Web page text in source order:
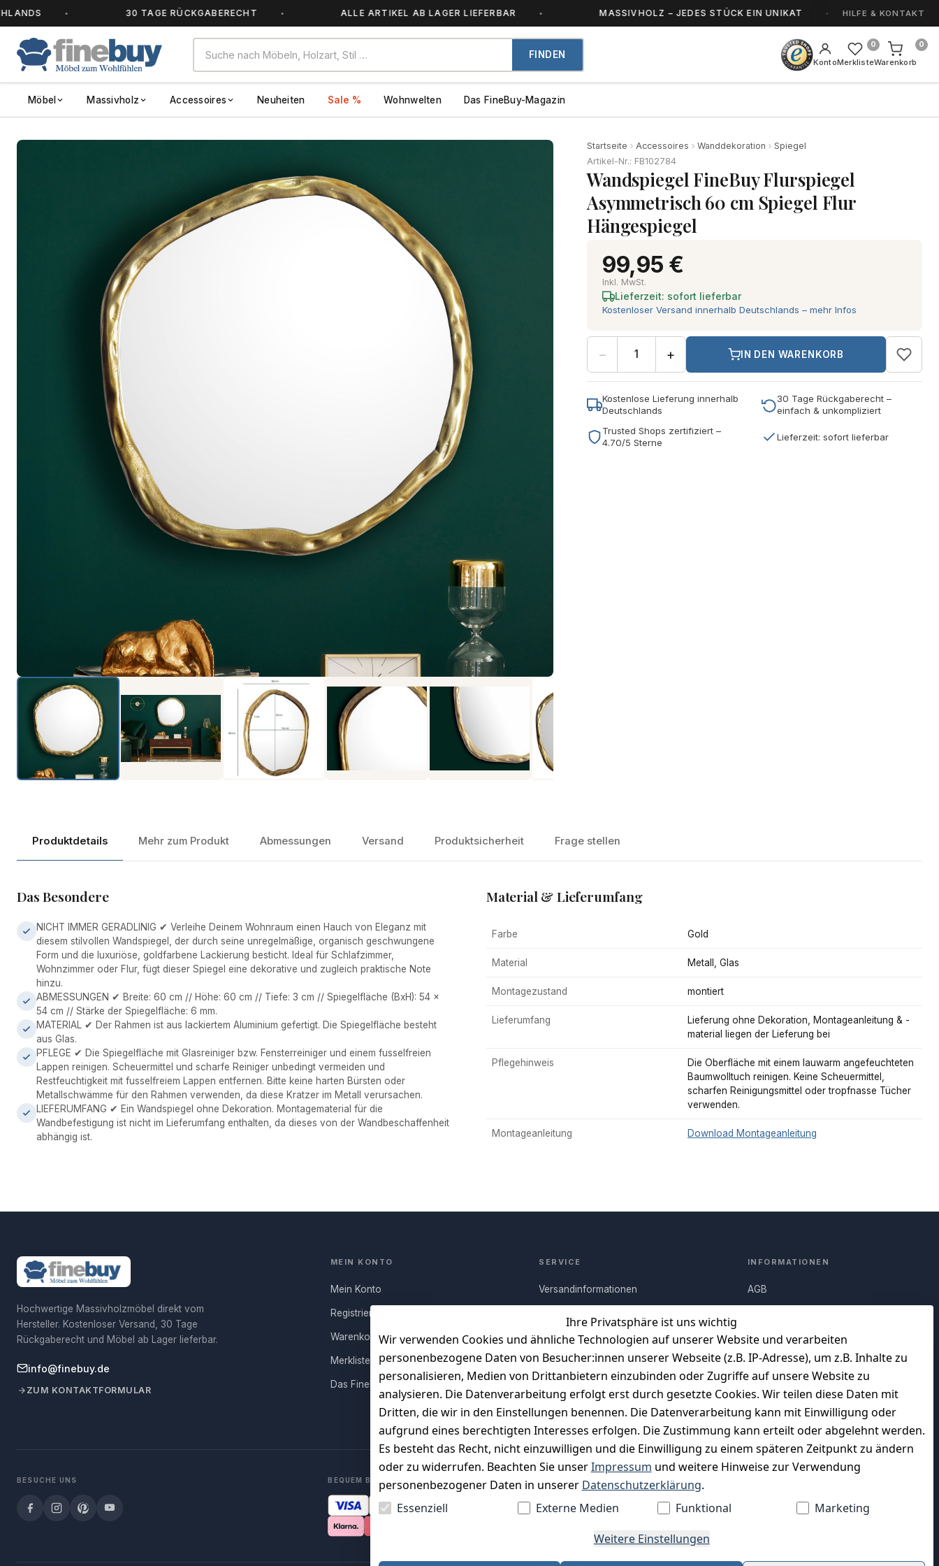
30 TAGE RÜCKGABERECHT ALLE ARTIKEL AB LAGER LIEFERBAR MASSIVHOLZ – JEDES STÜCK EIN UNIKAT HILFE & KONTAKT
FINDEN
KontoMerkliste
0
Warenkorb
0
Möbel Massivholz Accessoires Neuheiten Sale % Wohnwelten Das FineBuy-Magazin
Startseite Accessoires Wanddekoration
Spiegel
Artikel-Nr.: FB102784
Wandspiegel FineBuy Flurspiegel
Asymmetrisch 60 cm Spiegel Flur
Hängespiegel
99,95 €
Inkl. MwSt.
Lieferzeit: sofort lieferbar
Kostenloser Versand innerhalb Deutschlands – mehr Infos
− + IN DEN WARENKORB
Kostenlose Lieferung innerhalb
Deutschlands
30 Tage Rückgaberecht –
einfach & unkompliziert
Trusted Shops zertifiziert –
4.70/5 Sterne
Lieferzeit: sofort lieferbar
Produktdetails Mehr zum Produkt Abmessungen Versand Produktsicherheit Frage stellen
Das Besondere
NICHT IMMER GERADLINIG ✔ Verleihe Deinem Wohnraum einen Hauch von Eleganz mit
diesem stilvollen Wandspiegel, der durch seine unregelmäßige, organisch geschwungene
Form und die luxuriöse, goldfarbene Lackierung besticht. Ideal für Schlafzimmer,
Wohnzimmer oder Flur, fügt dieser Spiegel eine dekorative und zugleich praktische Note
hinzu.
ABMESSUNGEN ✔ Breite: 60 cm // Höhe: 60 cm // Tiefe: 3 cm // Spiegelfläche (BxH): 54 x
54 cm // Stärke der Spiegelfläche: 6 mm.
MATERIAL ✔ Der Rahmen ist aus lackiertem Aluminium gefertigt. Die Spiegelfläche besteht
aus Glas.
PFLEGE ✔ Die Spiegelfläche mit Glasreiniger bzw. Fensterreiniger und einem fusselfreien
Lappen reinigen. Scheuermittel und scharfe Reiniger unbedingt vermeiden und
Restfeuchtigkeit mit fusselfreiem Lappen entfernen. Bitte keine harten Bürsten oder
Metallschwämme für den Rahmen verwenden, da diese Kratzer im Metall verursachen.
LIEFERUMFANG ✔ Ein Wandspiegel ohne Dekoration. Montagematerial für die
Wandbefestigung ist nicht im Lieferumfang enthalten, da dieses von der Wandbeschaffenheit
abhängig ist.
Material & Lieferumfang
Farbe Gold
Material Metall, Glas
Montagezustand montiert
Lieferumfang
Lieferung ohne Dekoration, Montageanleitung & -
material liegen der Lieferung bei
Pflegehinweis
Die Oberfläche mit einem lauwarm angefeuchteten
Baumwolltuch reinigen. Keine Scheuermittel,
scharfen Reinigungsmittel oder tropfnasse Tücher
verwenden.
Montageanleitung Download Montageanleitung
Ihre Privatsphäre ist uns wichtig
Wir verwenden Cookies und ähnliche Technologien auf unserer Website und verarbeiten
personenbezogene Daten von Besucher:innen unserer Webseite (z.B. IP-Adresse), um z.B. Inhalte zu
personalisieren, Medien von Drittanbietern einzubinden oder Zugriffe auf unsere Website zu
analysieren. Die Datenverarbeitung erfolgt erst durch gesetzte Cookies. Wir teilen diese Daten mit
Dritten, die wir in den Einstellungen benennen. Die Datenverarbeitung kann mit Einwilligung oder
aufgrund eines berechtigten Interesses erfolgen. Die Zustimmung kann erteilt oder abgelehnt werden.
Es besteht das Recht, nicht einzuwilligen und die Einwilligung zu einem späteren Zeitpunkt zu ändern
oder zu widerrufen. Beachten Sie unserImpressum und weitere Hinweise zur Verwendung
personenbezogener Daten in unserer Datenschutzerklärung.
Essenziell
Externe Medien Funktional
Marketing
Weitere Einstellungen
Hochwertige Massivholzmöbel direkt vom
Hersteller. Kostenloser Versand, 30 Tage
Rückgaberecht und Möbel ab Lager lieferbar.
info@finebuy.de
ZUM KONTAKTFORMULAR
MEIN KONTO
Mein Konto
Registrieren
Warenkorb
Merkliste
Das FineBuy-Magazin
SERVICE
Versandinformationen
Rücksendung
Persönlicher Rückruf
Erfahrungen
Vertrag widerrufen
INFORMATIONEN
AGB
Datenschutz
Impressum
Unser Unternehmen
Charity & Wohltätigkeit
BESUCHE UNS BEQUEM BEZAHLEN MIT WIR VERSENDEN MIT